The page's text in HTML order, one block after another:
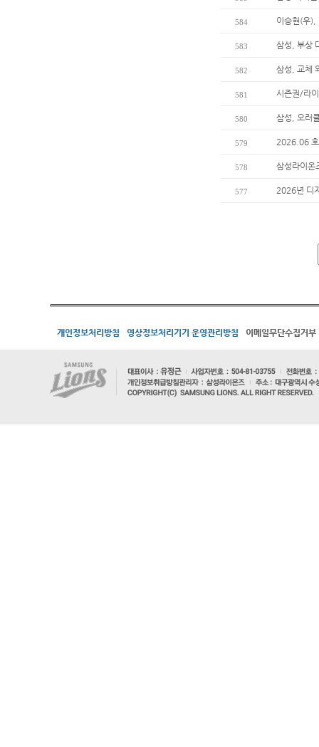
584 이승현(우),
583 삼성, 부상
582 삼성, 교체
581 시즌권/라
580 삼성, 오러
579 2026.06 호
578 삼성라이온
577 2026년 디
개인정보처리방침 영상정보처리기기 운영관리방침 이메일무단수집거부